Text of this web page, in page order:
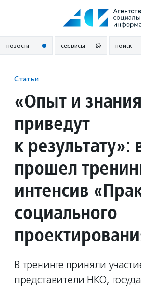
новости сервисы поиск
Статьи
«Опыт и знания
приведут
к результату»:
прошел
интенсив
социального
В тренинге приняли
представители НКО,